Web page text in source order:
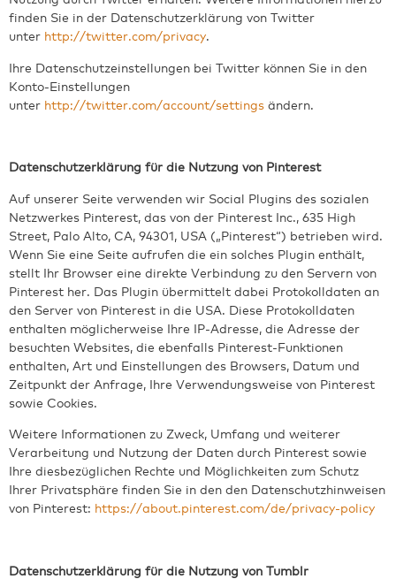
finden Sie in der Datenschutzerklärung von Twitter
unter http://twitter.com/privacy.
Ihre Datenschutzeinstellungen bei Twitter können Sie in den
Konto-Einstellungen
unter http://twitter.com/account/settings ändern.
Datenschutzerklärung für die Nutzung von Pinterest
Auf unserer Seite verwenden wir Social Plugins des sozialen
Netzwerkes Pinterest, das von der Pinterest Inc., 635 High
Street, Palo Alto, CA, 94301, USA („Pinterest“) betrieben wird.
Wenn Sie eine Seite aufrufen die ein solches Plugin enthält,
stellt Ihr Browser eine direkte Verbindung zu den Servern von
Pinterest her. Das Plugin übermittelt dabei Protokolldaten an
den Server von Pinterest in die USA. Diese Protokolldaten
enthalten möglicherweise Ihre IP-Adresse, die Adresse der
besuchten Websites, die ebenfalls Pinterest-Funktionen
enthalten, Art und Einstellungen des Browsers, Datum und
Zeitpunkt der Anfrage, Ihre Verwendungsweise von Pinterest
sowie Cookies.
Weitere Informationen zu Zweck, Umfang und weiterer
Verarbeitung und Nutzung der Daten durch Pinterest sowie
Ihre diesbezüglichen Rechte und Möglichkeiten zum Schutz
Ihrer Privatsphäre finden Sie in den den Datenschutzhinweisen
von Pinterest: https://about.pinterest.com/de/privacy-policy
Datenschutzerklärung für die Nutzung von Tumblr